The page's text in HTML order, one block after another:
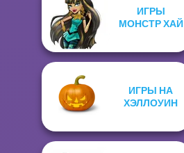
ИГРЫ
МОНСТР ХАЙ
ИГРЫ НА
ХЭЛЛОУИН